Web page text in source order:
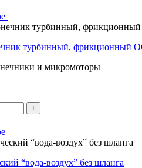
турбинный,
и микромоторы
+
“вода-воздух” без шланга